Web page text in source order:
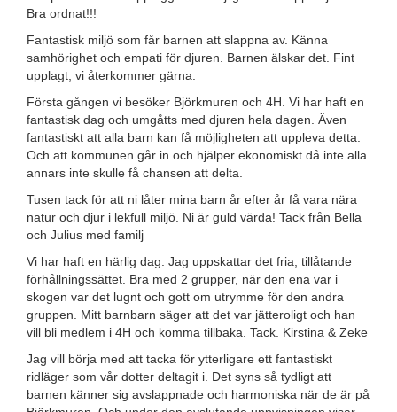
Bra ordnat!!!
Fantastisk miljö som får barnen att slappna av. Känna
samhörighet och empati för djuren. Barnen älskar det. Fint
upplagt, vi återkommer gärna.
Första gången vi besöker Björkmuren och 4H. Vi har haft en
fantastisk dag och umgåtts med djuren hela dagen. Även
fantastiskt att alla barn kan få möjligheten att uppleva detta.
Och att kommunen går in och hjälper ekonomiskt då inte alla
annars inte skulle få chansen att delta.
Tusen tack för att ni låter mina barn år efter år få vara nära
natur och djur i lekfull miljö. Ni är guld värda! Tack från Bella
och Julius med familj
Vi har haft en härlig dag. Jag uppskattar det fria, tillåtande
förhållningssättet. Bra med 2 grupper, när den ena var i
skogen var det lugnt och gott om utrymme för den andra
gruppen. Mitt barnbarn säger att det var jätteroligt och han
vill bli medlem i 4H och komma tillbaka. Tack. Kirstina & Zeke
Jag vill börja med att tacka för ytterligare ett fantastiskt
ridläger som vår dotter deltagit i. Det syns så tydligt att
barnen känner sig avslappnade och harmoniska när de är på